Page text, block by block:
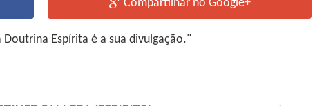
Compartilhar no Google+
Espírita é a sua divulgação."